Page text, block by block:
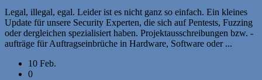
Legal, illegal, egal. Leider ist es nicht ganz so einfach. Ein kleines
Update für unsere Security Experten, die sich auf Pentests, Fuzzing
oder dergleichen spezialisiert haben. Projektausschreibungen bzw. -
aufträge für Auftragseinbrüche in Hardware, Software oder ...
10 Feb.
0